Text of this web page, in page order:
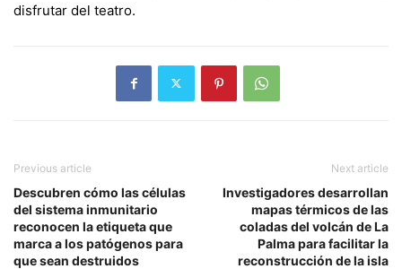
disfrutar del teatro.
Previous article
Descubren cómo las células
del sistema inmunitario
reconocen la etiqueta que
marca a los patógenos para
que sean destruidos
Next article
Investigadores desarrollan
mapas térmicos de las
coladas del volcán de La
Palma para facilitar la
reconstrucción de la isla